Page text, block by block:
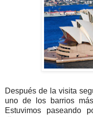
Después de la visita
uno de los barrios
Estuvimos paseando